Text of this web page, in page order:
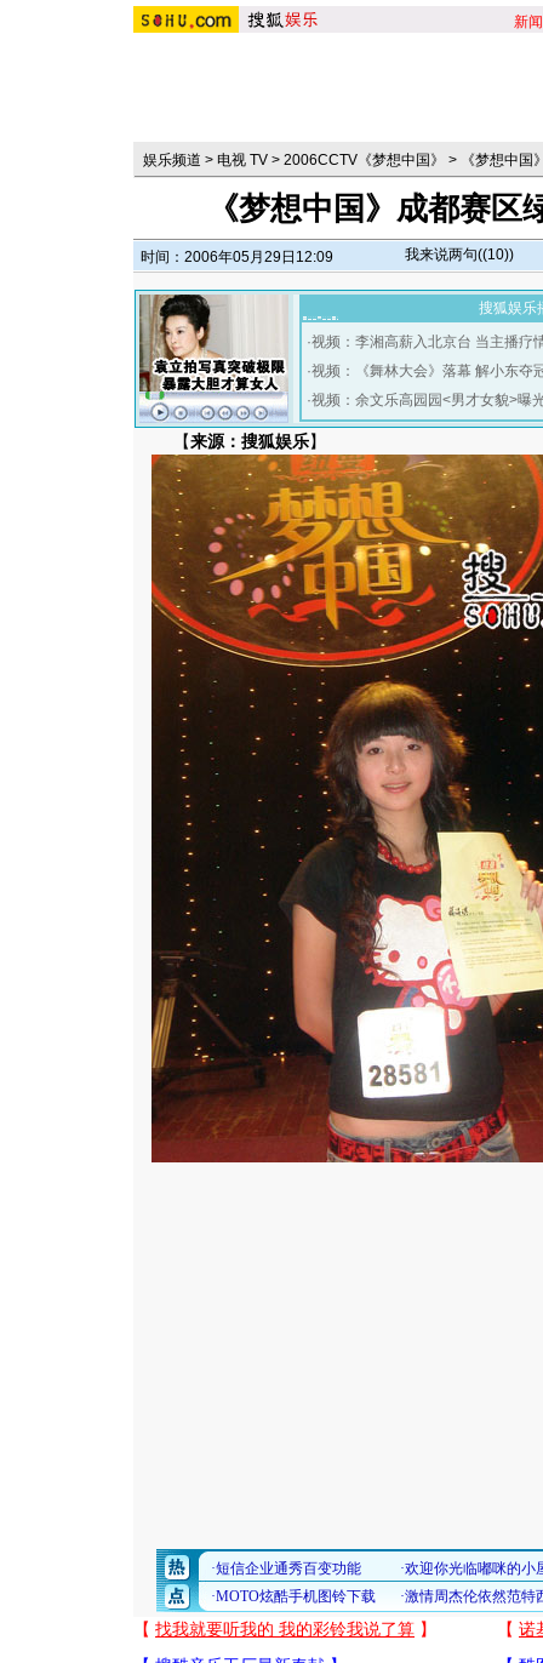
新闻
娱乐频道 > 电视 TV > 2006CCTV《梦想中国》 > 《梦想中国
《梦想中国》成都赛区
时间：2006年05月29日12:09 我来说两句((10))
搜狐娱乐
·视频：李湘高薪入北京台 当主播疗
·视频：《舞林大会》落幕 解小东夺
·视频：余文乐高园园<男才女貌>曝
【来源：搜狐娱乐】